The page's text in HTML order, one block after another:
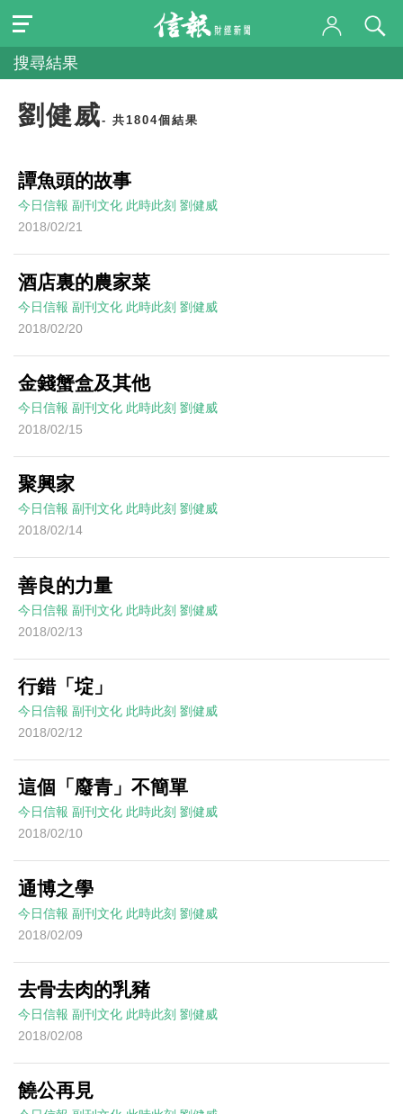
搜尋結果
劉健威- 共1804個結果
譚魚頭的故事
今日信報 副刊文化 此時此刻 劉健威
2018/02/21
酒店裏的農家菜
今日信報 副刊文化 此時此刻 劉健威
2018/02/20
金錢蟹盒及其他
今日信報 副刊文化 此時此刻 劉健威
2018/02/15
聚興家
今日信報 副刊文化 此時此刻 劉健威
2018/02/14
善良的力量
今日信報 副刊文化 此時此刻 劉健威
2018/02/13
行錯「埞」
今日信報 副刊文化 此時此刻 劉健威
2018/02/12
這個「廢青」不簡單
今日信報 副刊文化 此時此刻 劉健威
2018/02/10
通博之學
今日信報 副刊文化 此時此刻 劉健威
2018/02/09
去骨去肉的乳豬
今日信報 副刊文化 此時此刻 劉健威
2018/02/08
饒公再見